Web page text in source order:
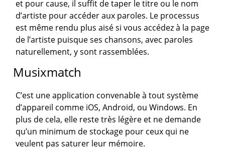
et pour cause, il suffit de taper le titre ou le nom
d’artiste pour accéder aux paroles. Le processus
est même rendu plus aisé si vous accédez à la page
de l’artiste puisque ses chansons, avec paroles
naturellement, y sont rassemblées.
Musixmatch
C’est une application convenable à tout système
d’appareil comme iOS, Android, ou Windows. En
plus de cela, elle reste très légère et ne demande
qu’un minimum de stockage pour ceux qui ne
veulent pas saturer leur mémoire.